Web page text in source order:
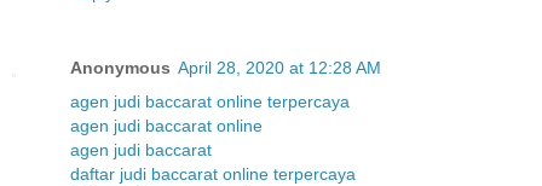
Anonymous April 28, 2020 at 12:28 AM
agen judi baccarat online terpercaya
agen judi baccarat online
agen judi baccarat
daftar judi baccarat online terpercaya